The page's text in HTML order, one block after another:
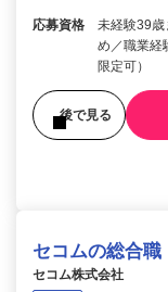
応募資格
未経験39歳
め／職業
限定可）
後で見る
セコムの総合職
セコム株式会社